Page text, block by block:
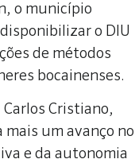
o município
o DIU
de métodos
bocainenses.
Cristiano,
um avanço no
e da autonomia